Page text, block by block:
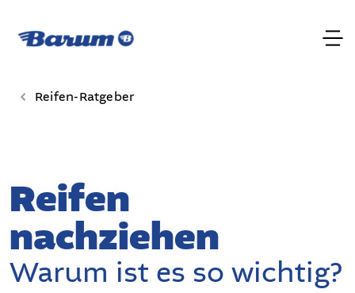
Reifen-Ratgeber
Reifen
nachziehen
Warum ist es so wichtig?